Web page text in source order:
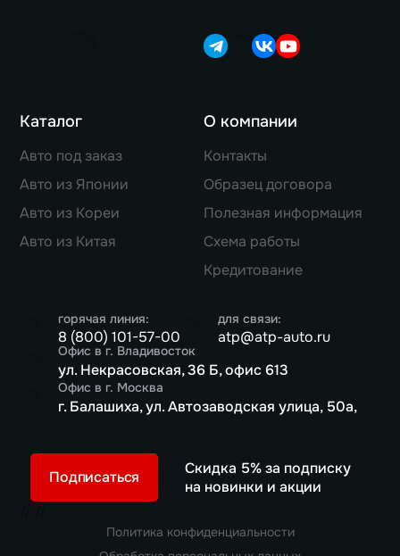
Каталог
Авто под заказ
Авто из Японии
Авто из Кореи
Авто из Китая
О компании
Контакты
Образец договора
Полезная информация
Схема работы
Кредитование
горячая линия:
8 (800) 101-57-00
для связи:
atp@atp-auto.ru
Офис в г. Владивосток
ул. Некрасовская, 36 Б, офис 613
Офис в г. Москва
г. Балашиха, ул. Автозаводская улица, 50а,
Скидка 5% за подписку
на новинки и акции
Подписаться
Политика конфиденциальности